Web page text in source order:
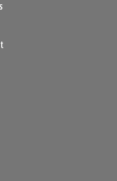
aux citoyens
romains ne sont